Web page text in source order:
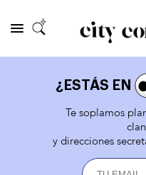
¿ESTÁS EN
Te soplamos
y direcciones